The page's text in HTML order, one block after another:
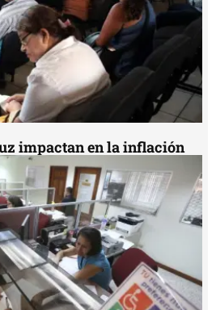
impactan en la inflación